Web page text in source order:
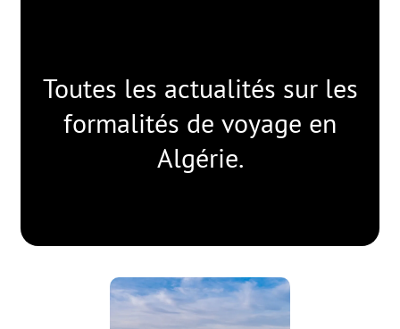
Toutes les actualités sur les
formalités de voyage en
Algérie.